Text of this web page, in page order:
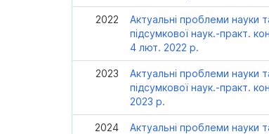
2022
Актуальні проблеми науки
підсумкової наук.-практ.
4 лют. 2022 р.
2023
Актуальні проблеми науки
підсумкової наук.-практ.
2023 р.
2024
Актуальні проблеми науки